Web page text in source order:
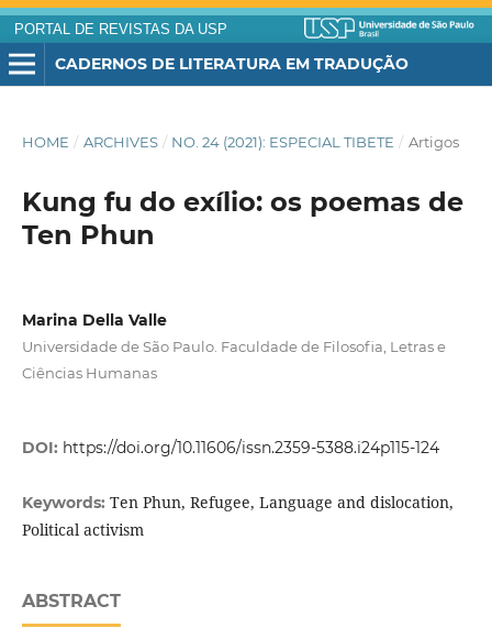
PORTAL DE REVISTAS DA USP
CADERNOS DE LITERATURA EM TRADUÇÃO
HOME / ARCHIVES / NO. 24 (2021): ESPECIAL TIBETE / Artigos
Kung fu do exílio: os poemas de
Ten Phun
Marina Della Valle
Universidade de São Paulo. Faculdade de Filosofia, Letras e
Ciências Humanas
DOI: https://doi.org/10.11606/issn.2359-5388.i24p115-124
Keywords: Ten Phun, Refugee, Language and dislocation,
Political activism
ABSTRACT